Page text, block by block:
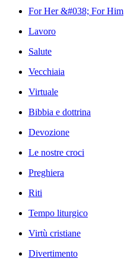
For Her &#038; For Him
Lavoro
Salute
Vecchiaia
Virtuale
Bibbia e dottrina
Devozione
Le nostre croci
Preghiera
Riti
Tempo liturgico
Virtù cristiane
Divertimento